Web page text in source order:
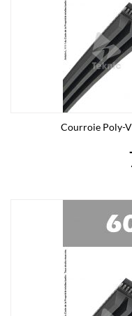
Courroie Poly-